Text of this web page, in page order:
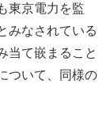
東京電力を監
みなされている
当て嵌まること
ついて、同様の